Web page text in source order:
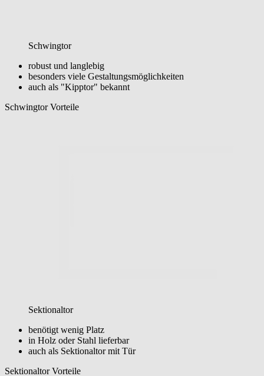
Schwingtor
robust und langlebig
besonders viele Gestaltungsmöglichkeiten
auch als "Kipptor" bekannt
Schwingtor Vorteile
Sektionaltor
benötigt wenig Platz
in Holz oder Stahl lieferbar
auch als Sektionaltor mit Tür
Sektionaltor Vorteile